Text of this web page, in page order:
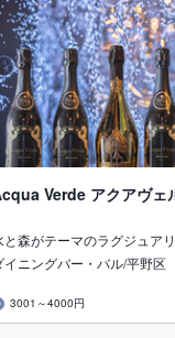
Verde アクアヴェ
と森がテーマのラグジュア
イニングバー・バル/平野区
3001～4000円